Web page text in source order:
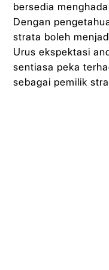
bersedia
Dengan
strata boleh
Urus ekspektasi
sentiasa peka
sebagai pemilik